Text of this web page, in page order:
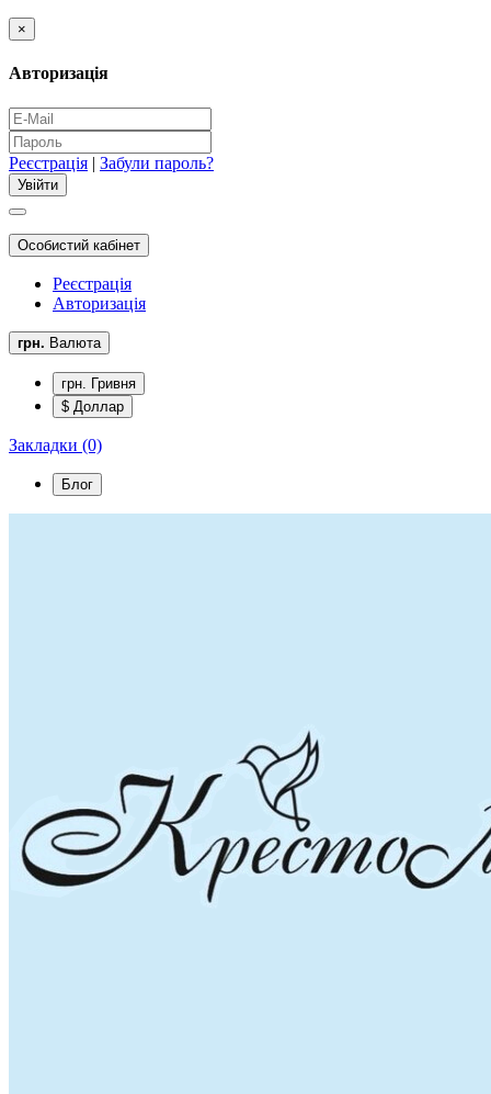
×
Авторизація
Реєстрація | Забули пароль?
Особистий кабінет
Реєстрація
Авторизація
грн. Валюта
грн. Гривня
$ Доллар
Закладки (0)
Блог